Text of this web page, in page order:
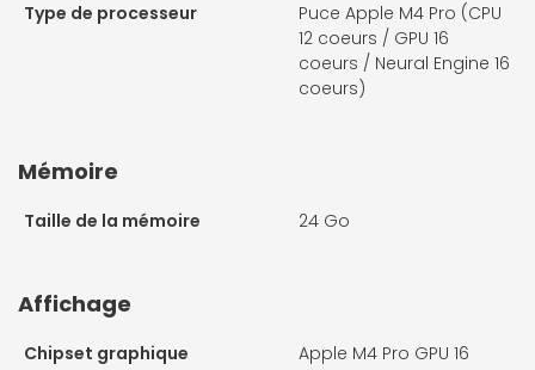
Type de processeur
Puce Apple M4 Pro (CPU
12 coeurs / GPU 16
coeurs / Neural Engine 16
coeurs)
Mémoire
Taille de la mémoire 24 Go
Affichage
Chipset graphique
Apple M4 Pro GPU 16